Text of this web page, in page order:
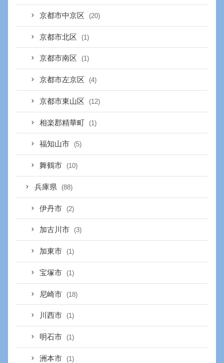
京都市中京区 (20)
京都市北区 (1)
京都市南区 (1)
京都市左京区 (4)
京都市東山区 (12)
相楽郡精華町 (1)
福知山市 (5)
舞鶴市 (10)
兵庫県 (88)
伊丹市 (2)
加古川市 (3)
加東市 (1)
宝塚市 (1)
尼崎市 (18)
川西市 (1)
明石市 (1)
洲本市 (1)